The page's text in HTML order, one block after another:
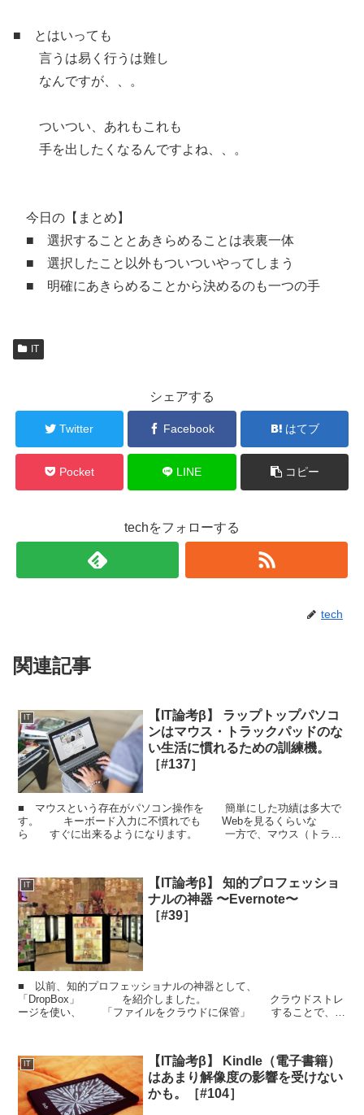
■ とはいっても
言うは易く行うは難し
なんですが、、。
ついつい、あれもこれも
手を出したくなるんですよね、、。
今日の【まとめ】
■ 選択することとあきらめることは表裏一体
■ 選択したこと以外もついついやってしまう
■ 明確にあきらめることから決めるのも一つの手
IT
シェアする
Twitter Facebook はてブ
Pocket LINE コピー
techをフォローする
tech
関連記事
IT
【IT論考β】 ラップトップパソコ
ンはマウス・トラックパッドのな
い生活に慣れるための訓練機。
［#137］
■ マウスという存在がパソコン操作を 簡単にした功績は多大で
す。 キーボード入力に不慣れでも Webを見るくらいな
ら すぐに出来るようになります。 一方で、マウス（トラッ
IT
【IT論考β】 知的プロフェッショ
ナルの神器 〜Evernote〜
［#39］
■ 以前、知的プロフェッショナルの神器として、
「DropBox」 を紹介しました。 クラウドストレ
ージを使い、 「ファイルをクラウドに保管」 することで、デ
IT
【IT論考β】 Kindle（電子書籍）
はあまり解像度の影響を受けない
かも。［#104］